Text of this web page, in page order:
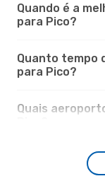
Quando é a
para Pico?
Quanto tempo
para Pico?
Quais